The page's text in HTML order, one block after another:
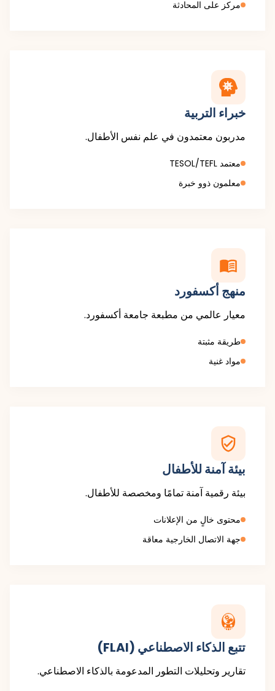
مركز على المحادثة
خبراء التربية
مدربون معتمدون في علم نفس الأطفال.
معتمد TESOL/TEFL
معلمون ذوو خبرة
منهج أكسفورد
معيار عالمي من مطبعة جامعة أكسفورد.
طريقة مثبتة
مواد غنية
بيئة آمنة للأطفال
بيئة رقمية آمنة تمامًا ومخصصة للأطفال.
محتوى خالٍ من الإعلانات
جهة الاتصال الخارجية معاقة
تتبع الذكاء الاصطناعي (FLAI)
تقارير وتحليلات التطور المدعومة بالذكاء الاصطناعي.